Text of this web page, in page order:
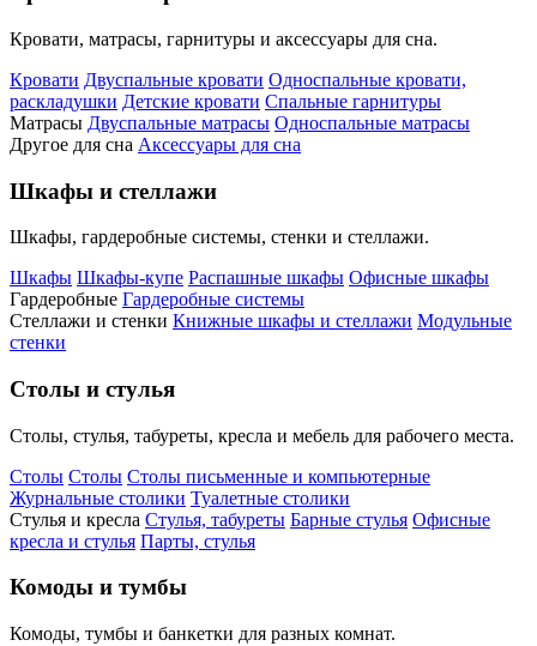
Кровати, матрасы, гарнитуры и аксессуары для сна.
Кровати Двуспальные кровати Односпальные кровати,
раскладушки Детские кровати Спальные гарнитуры
Матрасы Двуспальные матрасы Односпальные матрасы
Другое для сна Аксессуары для сна
Шкафы и стеллажи
Шкафы, гардеробные системы, стенки и стеллажи.
Шкафы Шкафы-купе Распашные шкафы Офисные шкафы
Гардеробные Гардеробные системы
Стеллажи и стенки Книжные шкафы и стеллажи Модульные
стенки
Столы и стулья
Столы, стулья, табуреты, кресла и мебель для рабочего места.
Столы Столы Столы письменные и компьютерные
Журнальные столики Туалетные столики
Стулья и кресла Стулья, табуреты Барные стулья Офисные
кресла и стулья Парты, стулья
Комоды и тумбы
Комоды, тумбы и банкетки для разных комнат.